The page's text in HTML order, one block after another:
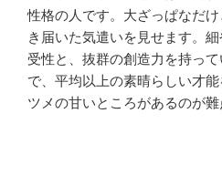
性格の人です。大ざっぱなだ
き届いた気遣いを見せます。
受性と、抜群の創造力を持っ
で、平均以上の素晴らしい才
ツメの甘いところがあるのが難